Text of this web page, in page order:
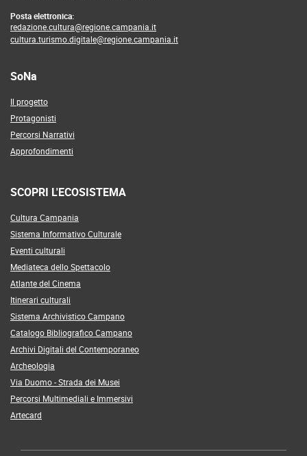
Posta elettronica:
redazione.cultura@regione.campania.it
cultura.turismo.digitale@regione.campania.it
SoNa
Il progetto
Protagonisti
Percorsi Narrativi
Approfondimenti
SCOPRI L'ECOSISTEMA
Cultura Campania
Sistema Informativo Culturale
Eventi culturali
Mediateca dello Spettacolo
Atlante del Cinema
Itinerari culturali
Sistema Archivistico Campano
Catalogo Bibliografico Campano
Archivi Digitali del Contemporaneo
Archeologia
Via Duomo - Strada dei Musei
Percorsi Multimediali e Immersivi
Artecard